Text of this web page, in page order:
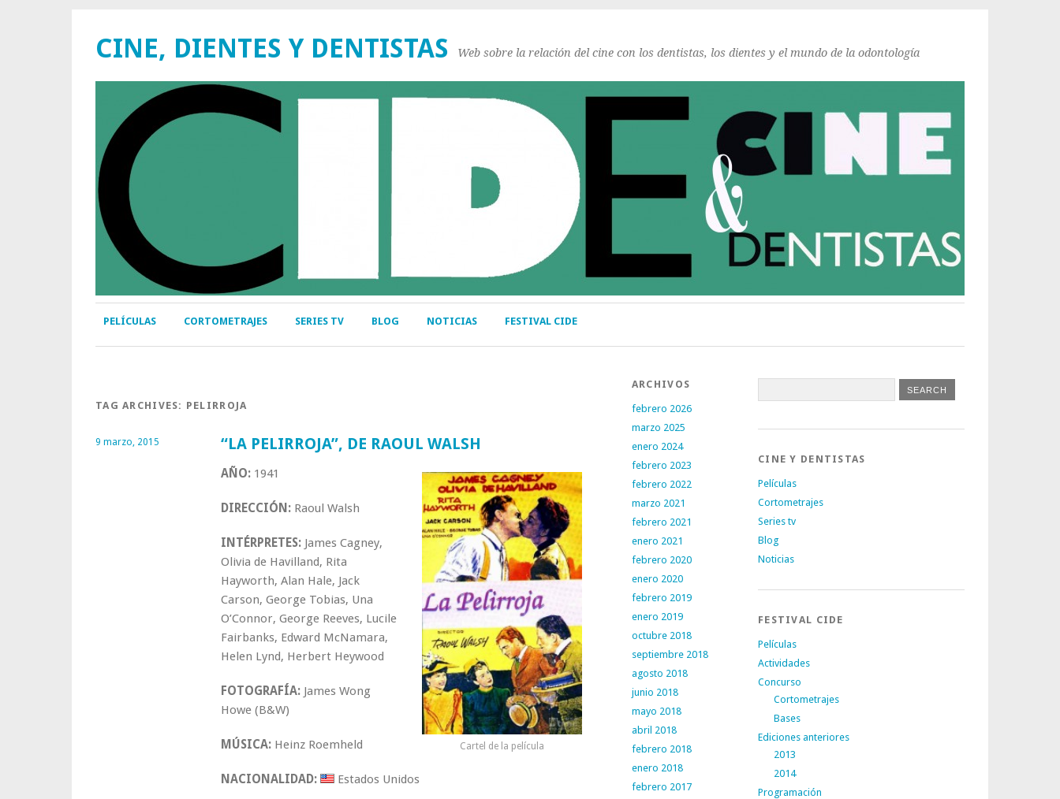
CINE, DIENTES Y DENTISTAS Web sobre la relación del cine con los dentistas, los dientes y el mundo de la odontología
PELÍCULAS CORTOMETRAJES SERIES TV BLOG NOTICIAS FESTIVAL CIDE
TAG ARCHIVES: PELIRROJA
9 marzo, 2015 “LA PELIRROJA”, DE RAOUL WALSH
Cartel de la película
AÑO:1941
DIRECCIÓN:Raoul Walsh
INTÉRPRETES:James Cagney,
Olivia de Havilland, Rita
Hayworth, Alan Hale, Jack
Carson, George Tobias, Una
O’Connor, George Reeves, Lucile
Fairbanks, Edward McNamara,
Helen Lynd, Herbert Heywood
FOTOGRAFÍA: James Wong
Howe (B&W)
MÚSICA: Heinz Roemheld
NACIONALIDAD: Estados Unidos
ARCHIVOS
febrero 2026
marzo 2025
enero 2024
febrero 2023
febrero 2022
marzo 2021
febrero 2021
enero 2021
febrero 2020
enero 2020
febrero 2019
enero 2019
octubre 2018
septiembre 2018
agosto 2018
junio 2018
mayo 2018
abril 2018
febrero 2018
enero 2018
febrero 2017
CINE Y DENTISTAS
Películas
Cortometrajes
Series tv
Blog
Noticias
FESTIVAL CIDE
Películas
Actividades
Concurso
Cortometrajes
Bases
Ediciones anteriores
2013
2014
Programación